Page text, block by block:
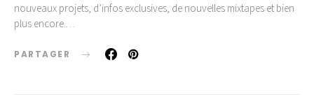
nouveaux projets, d’infos exclusives, de nouvelles mixtapes et bien
plus encore.…
PARTAGER